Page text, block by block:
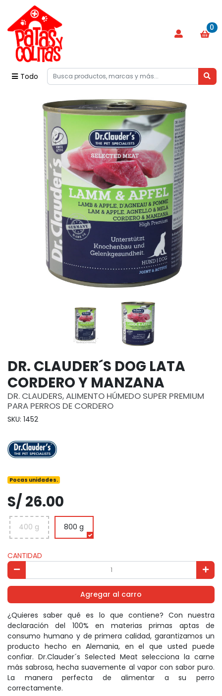
Todo
0
DR. CLAUDER´S DOG LATA
CORDERO Y MANZANA
DR. CLAUDERS, ALIMENTO HÚMEDO SUPER PREMIUM
PARA PERROS DE CORDERO
SKU: 1452
Pocas unidades.
S/ 26.00
400 g 800 g
CANTIDAD
Agregar al carro
¿Quieres saber qué es lo que contiene? Con nuestra
declaración del 100% en materias primas aptas de
consumo humano y de primera calidad, garantizamos un
producto hecho en Alemania, en el que usted puede
confiar. Dr.Clauder´s Selected Meat selecciona la carne
más sabrosa, hecha suavemente al vapor con sabor puro.
La manera perfecta de alimentar a su perro
correctamente.